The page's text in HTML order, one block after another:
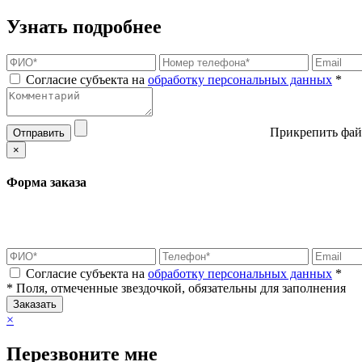
Узнать подробнее
Согласие субъекта на обработку персональных данных *
Отправить Прикрепить
×
Форма заказа
Согласие субъекта на обработку персональных данных *
* Поля, отмеченные звездочкой, обязательны для заполнения
Заказать
×
Перезвоните мне